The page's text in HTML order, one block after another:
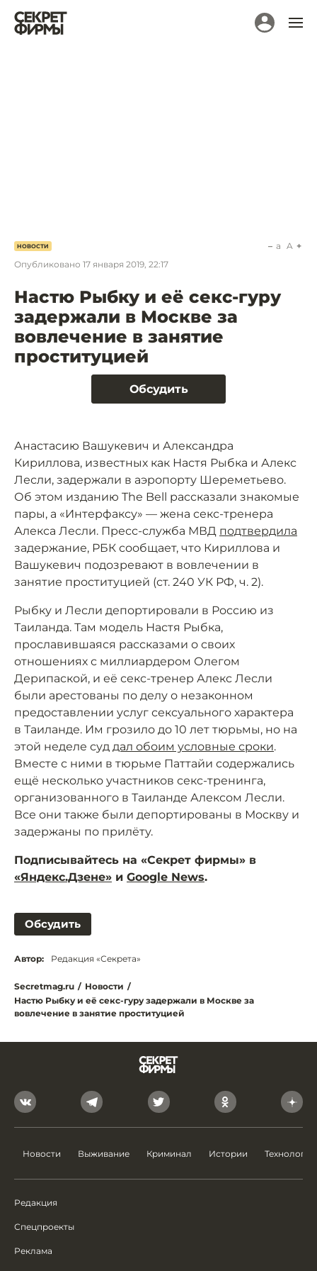
НОВОСТИ
Опубликовано 17 января 2019, 22:17
a A
Настю Рыбку и её секс-гуру
задержали в Москве за
вовлечение в занятие
проституцией
Обсудить
Анастасию Вашукевич и Александра
Кириллова, известных как Настя Рыбка и Алекс
Лесли, задержали в аэропорту Шереметьево.
Об этом изданию The Bell рассказали знакомые
пары, а «Интерфаксу» — жена секс-тренера
Алекса Лесли. Пресс-служба МВД подтвердила
задержание, РБК сообщает, что Кириллова и
Вашукевич подозревают в вовлечении в
занятие проституцией (ст. 240 УК РФ, ч. 2).
Рыбку и Лесли депортировали в Россию из
Таиланда. Там модель Настя Рыбка,
прославившаяся рассказами о своих
отношениях с миллиардером Олегом
Дерипаской, и её секс-тренер Алекс Лесли
были арестованы по делу о незаконном
предоставлении услуг сексуального характера
в Таиланде. Им грозило до 10 лет тюрьмы, но на
этой неделе суд дал обоим условные сроки.
Вместе с ними в тюрьме Паттайи содержались
ещё несколько участников секс-тренинга,
организованного в Таиланде Алексом Лесли.
Все они также были депортированы в Москву и
задержаны по прилёту.
Подписывайтесь на «Секрет фирмы» в
«Яндекс.Дзене» и Google News.
Обсудить
Автор: Редакция «Секрета»
Secretmag.ru / Новости /
Настю Рыбку и её секс-гуру задержали в Москве за
вовлечение в занятие проституцией
Новости Выживание Криминал Истории Технологии
Редакция
Спецпроекты
Реклама